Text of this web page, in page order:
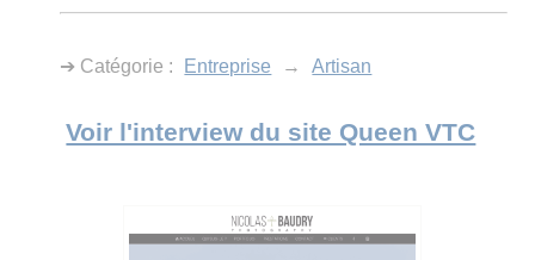
➔ Catégorie : Entreprise → Artisan
Voir l'interview du site Queen VTC